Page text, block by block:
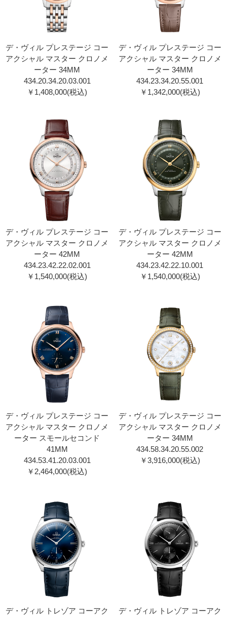
デ・ヴィル プレステージ コー
アクシャル マスター クロノメ
ーター 34MM
434.20.34.20.03.001
￥1,408,000(税込)
デ・ヴィル プレステージ コー
アクシャル マスター クロノメ
ーター 34MM
434.23.34.20.55.001
￥1,342,000(税込)
デ・ヴィル プレステージ コー
アクシャル マスター クロノメ
ーター 42MM
434.23.42.22.02.001
￥1,540,000(税込)
デ・ヴィル プレステージ コー
アクシャル マスター クロノメ
ーター 42MM
434.23.42.22.10.001
￥1,540,000(税込)
デ・ヴィル プレステージ コー
アクシャル マスター クロノメ
ーター スモールセコンド
41MM
434.53.41.20.03.001
￥2,464,000(税込)
デ・ヴィル プレステージ コー
アクシャル マスター クロノメ
ーター 34MM
434.58.34.20.55.002
￥3,916,000(税込)
デ・ヴィル トレゾア コーアク
デ・ヴィル トレゾア コーアク